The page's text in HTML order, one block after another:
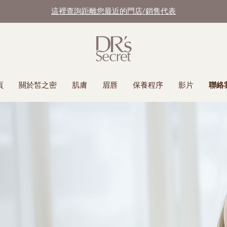
這裡查詢距離您最近的門店/銷售代表
關於皙之密 肌膚 眉唇 保養程序 影片 聯絡